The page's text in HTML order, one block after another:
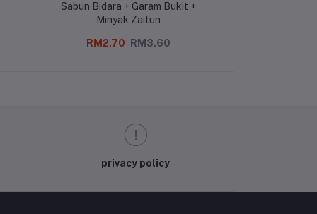
Sabun Bidara + Garam Bukit +
Minyak Zaitun
RM2.70 RM3.60
privacy policy